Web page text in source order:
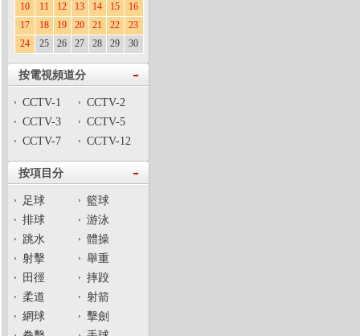
10
11 12 13 14 15
16
17
18 19 20 21 22
23
24
25 26 27 28 29 30
按電視頻道分
CCTV-1
CCTV-2
CCTV-3
CCTV-5
CCTV-7
CCTV-12
按項目分
足球
籃球
排球
游泳
跳水
體操
射擊
舉重
田徑
摔跤
柔道
射箭
網球
擊劍